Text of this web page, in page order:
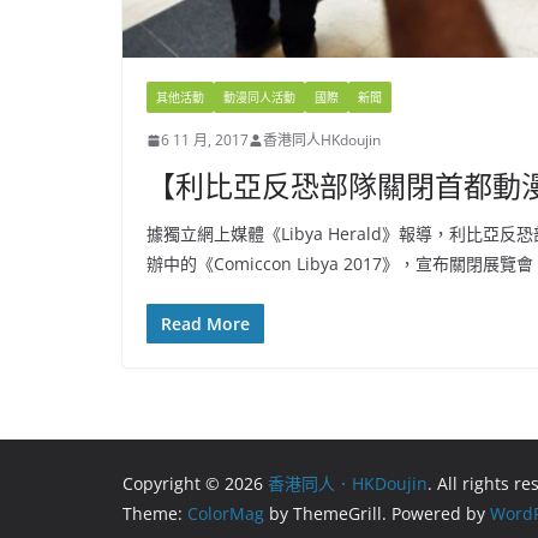
其他活動 動漫同人活動 國際 新聞
6 11 月, 2017 香港同人HKdoujin
【利比亞反恐部隊關閉首都
據獨立網上媒體《Libya Herald》報導，利比亞反
辦中的《Comiccon Libya 2017》，宣布關閉展覽
Read More
Copyright © 2026 香港同人．HKDoujin. All rights
Theme: ColorMag by ThemeGrill. Powered by